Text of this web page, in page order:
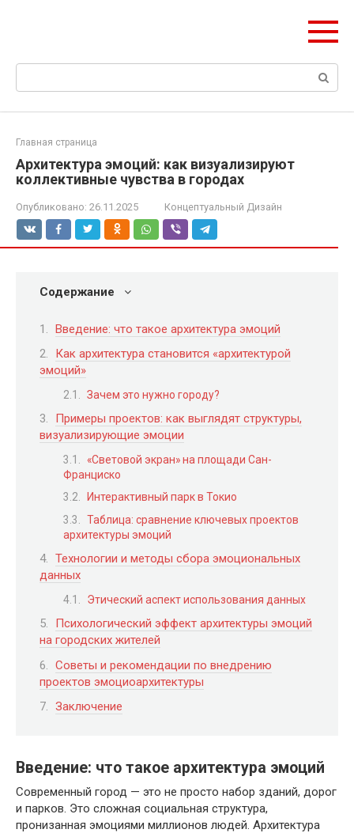
Поиск:
Главная страница
Архитектура эмоций: как визуализируют
коллективные чувства в городах
Опубликовано: 26.11.2025 Концептуальный Дизайн
Содержание
Введение: что такое архитектура эмоций
Как архитектура становится «архитектурой
эмоций»
Зачем это нужно городу?
Примеры проектов: как выглядят структуры,
визуализирующие эмоции
«Световой экран» на площади Сан-
Франциско
Интерактивный парк в Токио
Таблица: сравнение ключевых проектов
архитектуры эмоций
Технологии и методы сбора эмоциональных
данных
Этический аспект использования данных
Психологический эффект архитектуры эмоций
на городских жителей
Советы и рекомендации по внедрению
проектов эмоциоархитектуры
Заключение
Введение: что такое архитектура эмоций
Современный город — это не просто набор зданий, дорог
и парков. Это сложная социальная структура,
пронизанная эмоциями миллионов людей. Архитектура